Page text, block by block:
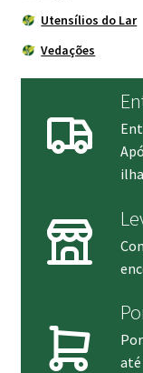
Utensílios do Lar
Vedações
até